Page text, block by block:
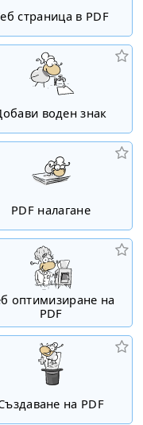
страница в PDF
воден знак
PDF налагане
оптимизиране на
PDF
на PDF